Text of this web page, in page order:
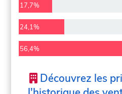
17,7%
24,1%
56,4%
Découvrez les